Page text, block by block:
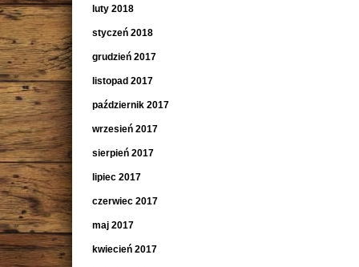
luty 2018
styczeń 2018
grudzień 2017
listopad 2017
październik 2017
wrzesień 2017
sierpień 2017
lipiec 2017
czerwiec 2017
maj 2017
kwiecień 2017